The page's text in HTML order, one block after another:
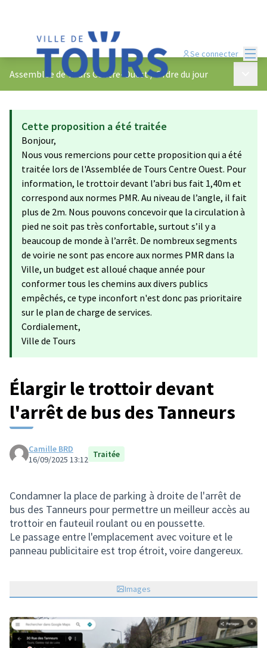
Se connecter
Assemblée de Tours Centre-Ouest/Ordre du jour
Cette proposition a été traitée
Bonjour,
Nous vous remercions pour cette proposition qui a été
traitée lors de l'Assemblée de Tours Centre Ouest. Pour
information, le trottoir devant l’abri bus fait 1,40m et
correspond aux normes PMR. Au niveau de l’angle, il fait
plus de 2m. Nous pouvons concevoir que la circulation à
pied ne soit pas très confortable, surtout s’il y a
beaucoup de monde à l’arrêt. De nombreux segments
de voirie ne sont pas encore aux normes PMR dans la
Ville, un budget est alloué chaque année pour
conformer tous les chemins aux divers publics
empêchés, ce type inconfort n'est donc pas prioritaire
sur le plan de charge de services.
Cordialement,
Ville de Tours
Élargir le trottoir devant
l'arrêt de bus des Tanneurs
Camille BRD
16/09/2025 13:12 Traitée
Condamner la place de parking à droite de l'arrêt de
bus des Tanneurs pour permettre un meilleur accès au
trottoir en fauteuil roulant ou en poussette.
Le passage entre l'emplacement avec voiture et le
panneau publicitaire est trop étroit, voire dangereux.
Images